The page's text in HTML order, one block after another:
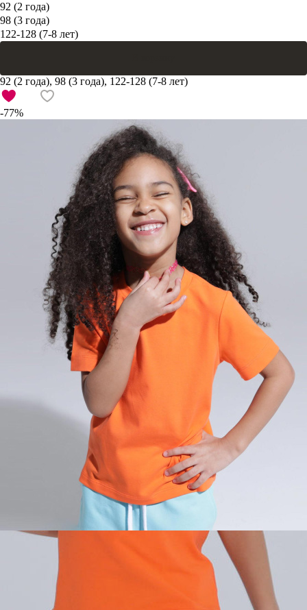
92 (2 года)
98 (3 года)
122-128 (7-8 лет)
92 (2 года), 98 (3 года), 122-128 (7-8 лет)
-77%